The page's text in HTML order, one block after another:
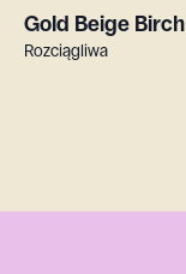
Gold Beige Birch
Rozciągliwa